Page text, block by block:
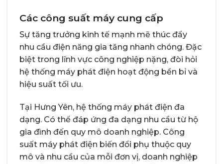
Các công suất máy cung cấp
Sự tăng trưởng kinh tế mạnh mẽ thúc đẩy
nhu cầu điện năng gia tăng nhanh chóng. Đặc
biệt trong lĩnh vực công nghiệp nặng, đòi hỏi
hệ thống máy phát điện hoạt động bền bỉ và
hiệu suất tối ưu.
Tại Hưng Yên, hệ thống máy phát điện đa
dạng. Có thể đáp ứng đa dạng nhu cầu từ hộ
gia đình đến quy mô doanh nghiệp. Công
suất máy phát điện biến đổi phụ thuộc quy
mô và nhu cầu của mỗi đơn vị, doanh nghiệp